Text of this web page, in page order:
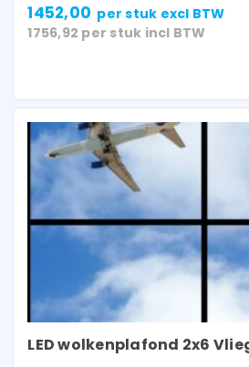
1452,00 per stuk excl BTW
1756,92 per stuk incl BTW
LED wolkenplafond 2x6